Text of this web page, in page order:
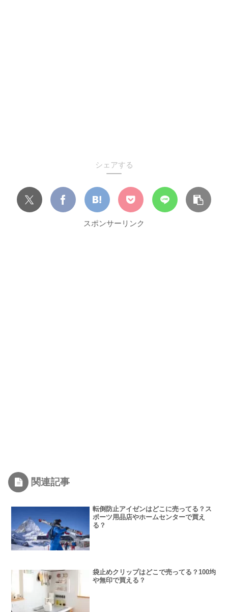
シェアする
スポンサーリンク
関連記事
転倒防止アイゼンはどこに売ってる？ス
ポーツ用品店やホームセンターで買え
る？
袋止めクリップはどこで売ってる？100均
や無印で買える？